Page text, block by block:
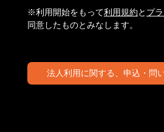
※利用開始をもって利用規約と プ
同意したものとみなします。
法人利用に関する、申込・問